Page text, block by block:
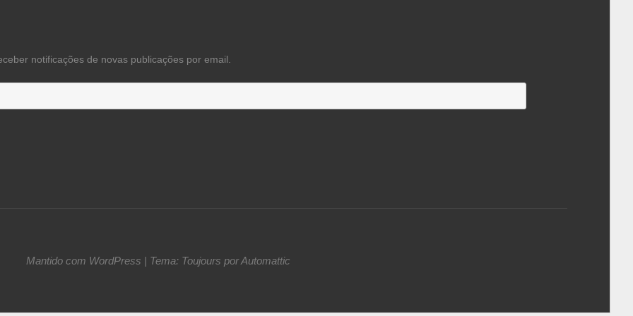
notificações de novas publicações por email.
Mantido com WordPress | Tema: Toujours porAutomattic